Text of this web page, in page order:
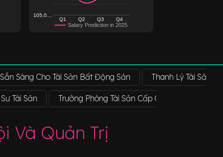
Salary Prediction in 2025
Q1 Q2 Q3 Q4
105,0…
Sàng Cho Tài Sản Bất Động Sản Thanh Lý Tài Sản
Tài Sản Trưởng Phòng Tài Sản Cấp Cao
Và Quản Trị